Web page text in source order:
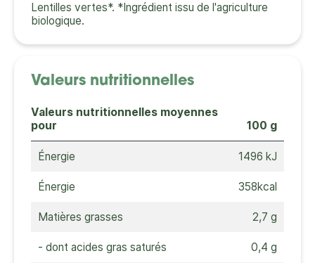
Lentilles vertes*. *Ingrédient issu de l'agriculture
biologique.
Valeurs nutritionnelles
Valeurs nutritionnelles moyennes
pour
100 g
Énergie 1496 kJ
Énergie 358kcal
Matières grasses 2,7 g
- dont acides gras saturés 0,4 g